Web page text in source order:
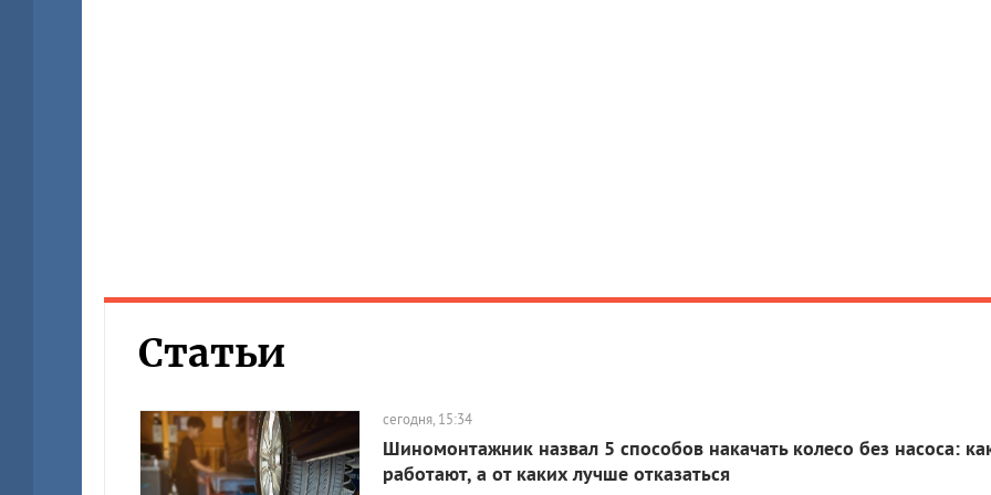
Статьи
сегодня, 15:34
Шиномонтажник назвал 5 способов накачать колесо без насоса:
работают, а от каких лучше отказаться